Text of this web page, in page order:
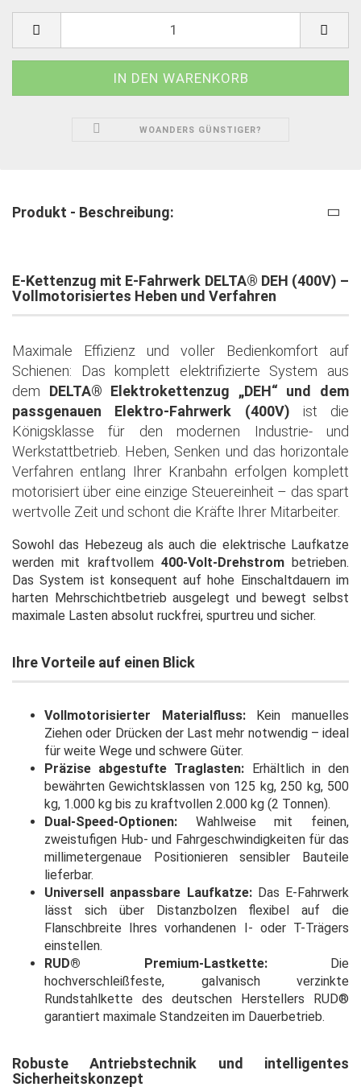
WOANDERS GÜNSTIGER?
Produkt - Beschreibung:
E-Kettenzug mit E-Fahrwerk DELTA® DEH (400V) –
Vollmotorisiertes Heben und Verfahren
Maximale Effizienz und voller Bedienkomfort auf
Schienen: Das komplett elektrifizierte System aus
dem DELTA® Elektrokettenzug „DEH“ und dem
passgenauen Elektro-Fahrwerk (400V) ist die
Königsklasse für den modernen Industrie- und
Werkstattbetrieb. Heben, Senken und das horizontale
Verfahren entlang Ihrer Kranbahn erfolgen komplett
motorisiert über eine einzige Steuereinheit – das spart
wertvolle Zeit und schont die Kräfte Ihrer Mitarbeiter.
Sowohl das Hebezeug als auch die elektrische Laufkatze
werden mit kraftvollem 400-Volt-Drehstrombetrieben.
Das System ist konsequent auf hohe Einschaltdauern im
harten Mehrschichtbetrieb ausgelegt und bewegt selbst
maximale Lasten absolut ruckfrei, spurtreu und sicher.
Ihre Vorteile auf einen Blick
Vollmotorisierter Materialfluss:Kein manuelles
Ziehen oder Drücken der Last mehr notwendig – ideal
für weite Wege und schwere Güter.
Präzise abgestufte Traglasten: Erhältlich in den
bewährten Gewichtsklassen von 125 kg, 250 kg, 500
kg, 1.000 kg bis zu kraftvollen 2.000 kg (2 Tonnen).
Dual-Speed-Optionen: Wahlweise mit feinen,
zweistufigen Hub- und Fahrgeschwindigkeiten für das
millimetergenaue Positionieren sensibler Bauteile
lieferbar.
Universell anpassbare Laufkatze:Das E-Fahrwerk
lässt sich über Distanzbolzen flexibel auf die
Flanschbreite Ihres vorhandenen I- oder T-Trägers
einstellen.
RUD® Premium-Lastkette:Die
hochverschleißfeste, galvanisch verzinkte
Rundstahlkette des deutschen Herstellers RUD®
garantiert maximale Standzeiten im Dauerbetrieb.
Robuste Antriebstechnik und intelligentes
Sicherheitskonzept